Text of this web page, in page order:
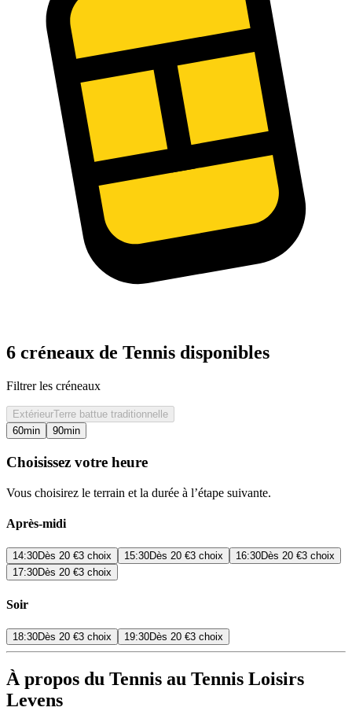
6 créneaux de Tennis disponibles
Filtrer les créneaux
ExtérieurTerre battue traditionnelle
60min 90min
Choisissez votre heure
Vous choisirez le terrain et la durée à l’étape suivante.
Après-midi
14:30Dès 20 €3 choix 15:30Dès 20 €3 choix 16:30Dès 20 €3 choix
17:30Dès 20 €3 choix
Soir
18:30Dès 20 €3 choix 19:30Dès 20 €3 choix
À propos du Tennis au Tennis Loisirs
Levens